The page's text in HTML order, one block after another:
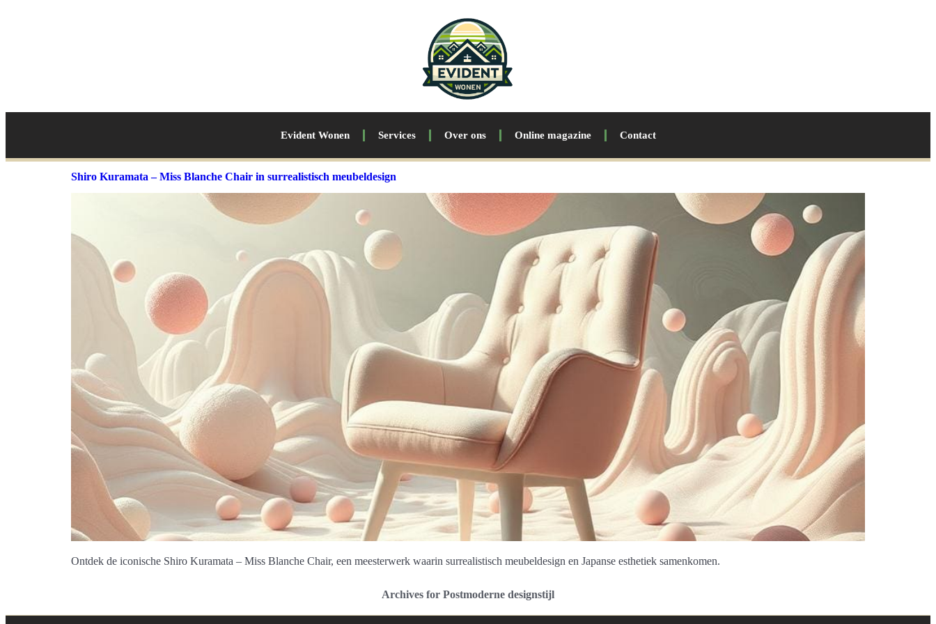
Evident Wonen Services Over ons Online magazine Contact
Shiro Kuramata – Miss Blanche Chair in surrealistisch meubeldesign
Ontdek de iconische Shiro Kuramata – Miss Blanche Chair, een meesterwerk waarin surrealistisch meubeldesign en Japanse esthetiek samenkomen.
Archives for Postmoderne designstijl